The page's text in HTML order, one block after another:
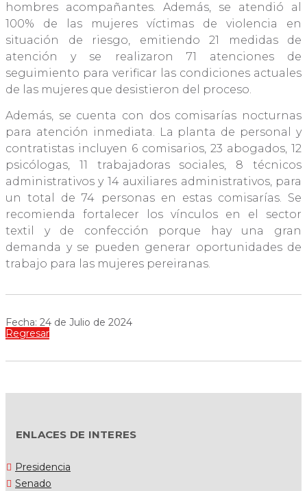
hombres acompañantes. Además, se atendió al
100% de las mujeres víctimas de violencia en
situación de riesgo, emitiendo 21 medidas de
atención y se realizaron 71 atenciones de
seguimiento para verificar las condiciones actuales
de las mujeres que desistieron del proceso.
Además, se cuenta con dos comisarías nocturnas
para atención inmediata. La planta de personal y
contratistas incluyen 6 comisarios, 23 abogados, 12
psicólogas, 11 trabajadoras sociales, 8 técnicos
administrativos y 14 auxiliares administrativos, para
un total de 74 personas en estas comisarías. Se
recomienda fortalecer los vínculos en el sector
textil y de confección porque hay una gran
demanda y se pueden generar oportunidades de
trabajo para las mujeres pereiranas.
Fecha: 24 de Julio de 2024
Regresar
ENLACES DE INTERES
Presidencia
Senado